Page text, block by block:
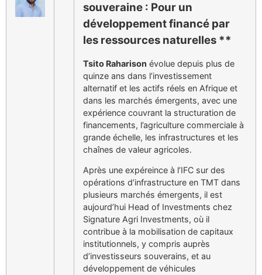
souveraine : Pour un
développement financé par
les ressources naturelles **
Tsito Raharison évolue depuis plus de
quinze ans dans l’investissement
alternatif et les actifs réels en Afrique et
dans les marchés émergents, avec une
expérience couvrant la structuration de
financements, l’agriculture commerciale à
grande échelle, les infrastructures et les
chaînes de valeur agricoles.
Après une expéreince à l’IFC sur des
opérations d’infrastructure en TMT dans
plusieurs marchés émergents, il est
aujourd’hui Head of Investments chez
Signature Agri Investments, où il
contribue à la mobilisation de capitaux
institutionnels, y compris auprès
d’investisseurs souverains, et au
développement de véhicules